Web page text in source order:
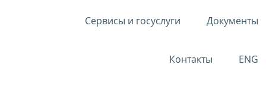
Сервисы и госуслуги Документы
Контакты ENG